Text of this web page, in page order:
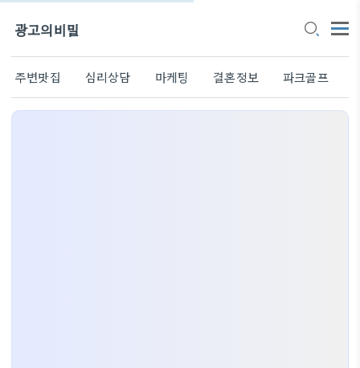
광고의비밀
주변맛집 심리상담 마케팅 결혼정보 파크골프